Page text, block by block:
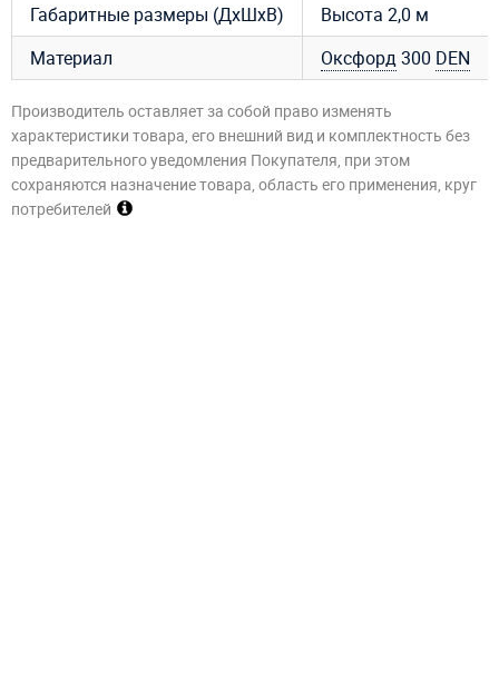
Габаритные размеры (ДхШхВ)
Высота 2,0 м
Материал
Оксфорд300 DEN
Производитель оставляет за собой право изменять
характеристики товара, его внешний вид и комплектность без
предварительного уведомления Покупателя, при этом
сохраняются назначение товара, область его применения, круг
потребителей